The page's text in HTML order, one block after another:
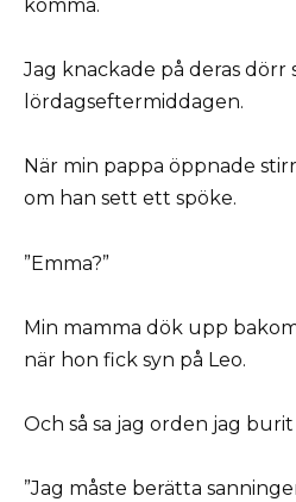
komma.
Jag knackade på deras dörr
lördagseftermiddagen.
När min pappa öppnade
om han sett ett spöke.
”Emma?”
Min mamma dök upp
när hon fick syn på Leo.
Och så sa jag orden jag
”Jag måste berätta